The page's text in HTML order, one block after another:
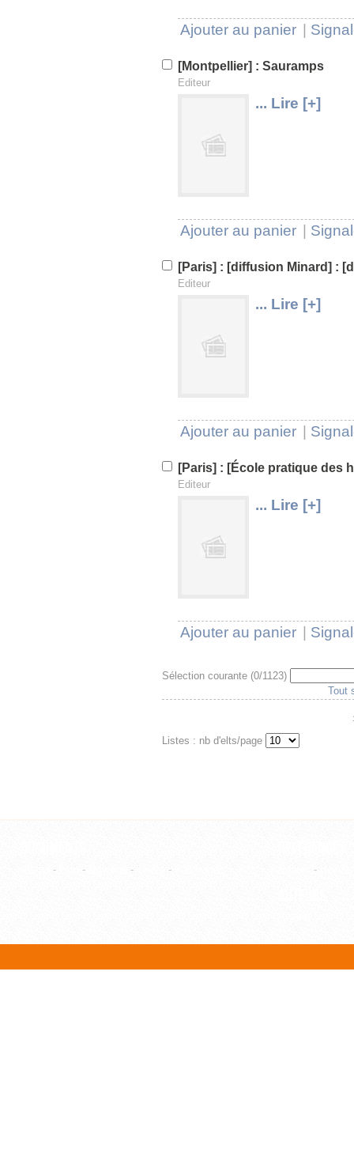
Ajouter au panier
[Montpellier] : Sauramps
Editeur
U
V
... Lire [+]
Ajouter au panier
[Paris] : [diffusion Minard] :
Editeur
U
V
... Lire [+]
Ajouter au panier
[Paris] : [École pratique des
Editeur
U
V
... Lire [+]
Ajouter au panier
Sélection courante (0/1123)
Tout
Listes : nb d'elts/page
- - - - -